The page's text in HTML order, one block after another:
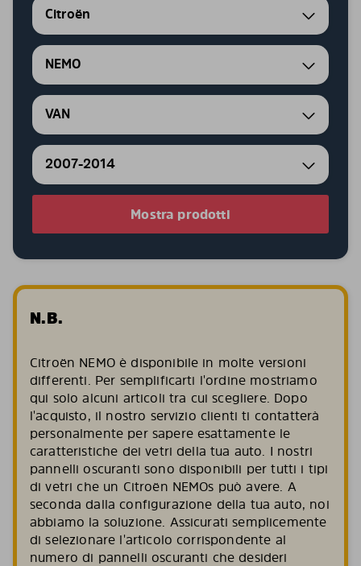
Citroën
NEMO
VAN
2007-2014
Mostra prodotti
N.B.
Citroën NEMO è disponibile in molte versioni
differenti. Per semplificarti l'ordine mostriamo
qui solo alcuni articoli tra cui scegliere. Dopo
l'acquisto, il nostro servizio clienti ti contatterà
personalmente per sapere esattamente le
caratteristiche dei vetri della tua auto. I nostri
pannelli oscuranti sono disponibili per tutti i tipi
di vetri che un Citroën NEMOs può avere. A
seconda dalla configurazione della tua auto, noi
abbiamo la soluzione. Assicurati semplicemente
di selezionare l'articolo corrispondente al
numero di pannelli oscuranti che desideri